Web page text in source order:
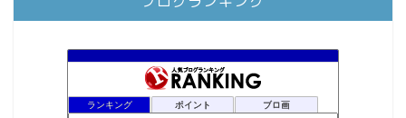
ランキング ポイント ブロ画